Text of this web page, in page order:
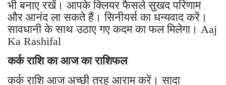
भी बनाए रखें। आपके क्लियर फैसले सुखद परिणाम
और आनंद ला सकते हैं। सिनीयर्स का धन्यवाद करें।
सावधानी के साथ उठाए गए कदम का फल मिलेगा। Aaj
Ka Rashifal
कर्क राशि का आज का राशिफल
कर्क राशि आज अच्छी तरह आराम करें। सादा